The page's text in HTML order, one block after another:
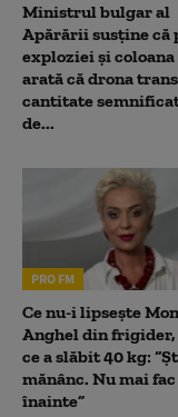
Ministrul bulgar al
Apărării susține că
exploziei și coloana
arată că drona
cantitate
de...
PRO FM
Ce nu-i lipsește
Anghel din frigider,
ce a slăbit 40 kg:
mănânc. Nu mai fac
înainte”